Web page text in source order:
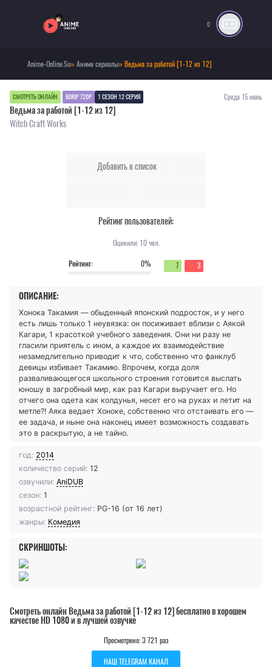
0
Anime-Online.Su»Аниме сериалы» Ведьма за работой [1-12 из 12]
СМОТРЕТЬ ОНЛАЙН BDRIP 720P 1 СЕЗОН 12 СЕРИЯ Среда 15 июнь
Ведьма за работой [1-12 из 12]
Witch Craft Works
Добавить в список
Рейтинг пользователей:
Оценили: 10чел.
Рейтинг:
0% 7 3
ОПИСАНИЕ:
Хонока Такамия — обыденный японский подросток, и у него
есть лишь только 1 неувязка: он посиживает вблизи с Аякой
Кагари, 1 красоткой учебного заведения. Они ни разу не
гласили приятель с ином, а каждое их взаимодействие
незамедлительно приводит к что, собственно что фанклуб
девицы избивает Такамию. Впрочем, когда доля
разваливающегося школьного строения готовится выслать
юношу в загробный мир, как раз Кагари выручает его. Но
отчего она одета как колдунья, несет его на руках и летит на
метле?! Аяка ведает Хоноке, собственно что отстаивать его —
ее задача, и ныне она наконец имеет возможность создавать
это в раскрытую, а не тайно.
год: 2014
количество серий: 12
озвучили: AniDUB
сезон: 1
возрастной рейтинг: PG-16 (от 16 лет)
жанры: Комедия
СКРИНШОТЫ:
Смотреть онлайн Ведьма за работой [1-12 из 12] бесплатно в хорошем
качестве HD 1080 и в лучшей озвучке
Просмотрено: 3 721 раз
НАШ TELEGRAM КАНАЛ